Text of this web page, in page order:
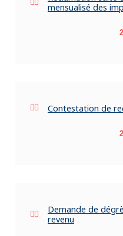
mensualisé des
Contestation de
Demande de
revenu